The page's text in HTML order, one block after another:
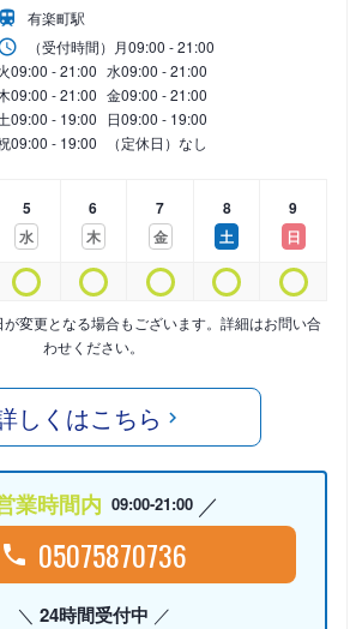
有楽町駅
（受付時間） 月09:00 - 21:00
09:00 - 21:00 水09:00 - 21:00
09:00 - 21:00 金09:00 - 21:00
09:00 - 19:00 日09:00 - 19:00
09:00 - 19:00 （定休日）なし
5
水
6
木
7
金
8
土
9
日
変更となる場合もございます。詳細はお問い合
わせください。
しくはこちら
業時間内 09:00-21:00
05075870736
24時間受付中